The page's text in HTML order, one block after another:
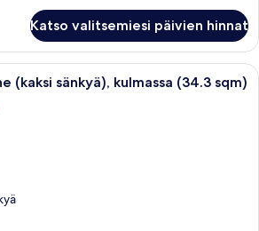
Katso valitsemiesi päivien hinnat
Hotellihuone, jossa on kaksi
(kaksi sänkyä), kulmassa (34.3 sqm)